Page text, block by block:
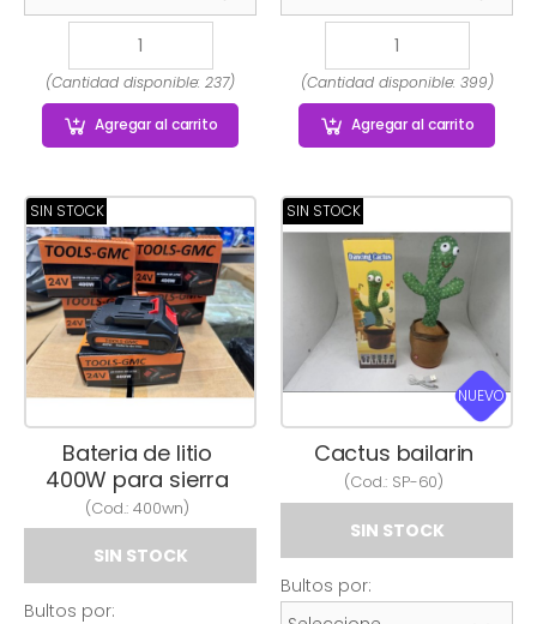
(Cantidad disponible: 237)
Agregaral carrito
(Cantidad disponible: 399)
Agregaral carrito
SIN STOCK
Bateria de litio
400W para sierra
(Cod.: 400wn)
SIN STOCK
Bultos por:
SIN STOCK
NUEVO
Cactus bailarin
(Cod.: SP-60)
SIN STOCK
Bultos por: